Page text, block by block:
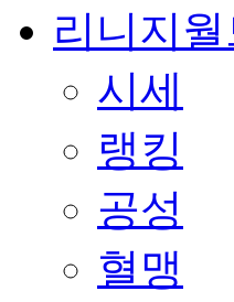
리니지월
시세
랭킹
공성
혈맹